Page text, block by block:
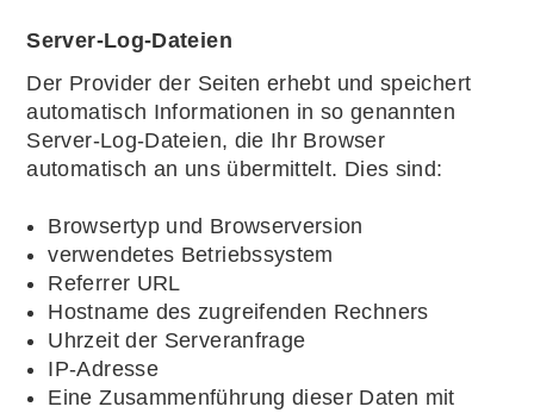
Server-Log-Dateien
Der Provider der Seiten erhebt und speichert
automatisch Informationen in so genannten
Server-Log-Dateien, die Ihr Browser
automatisch an uns übermittelt. Dies sind:
Browsertyp und Browserversion
verwendetes Betriebssystem
Referrer URL
Hostname des zugreifenden Rechners
Uhrzeit der Serveranfrage
IP-Adresse
Eine Zusammenführung dieser Daten mit